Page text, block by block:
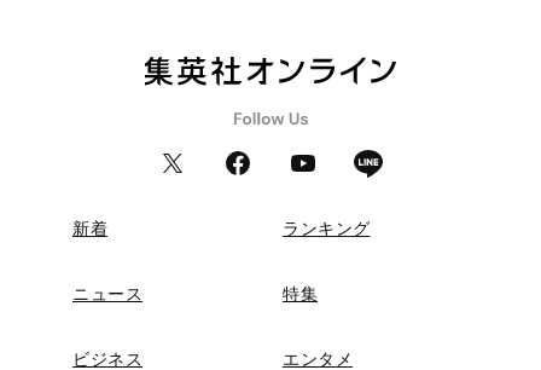
新着 ランキング
ニュース 特集
ビジネス エンタメ